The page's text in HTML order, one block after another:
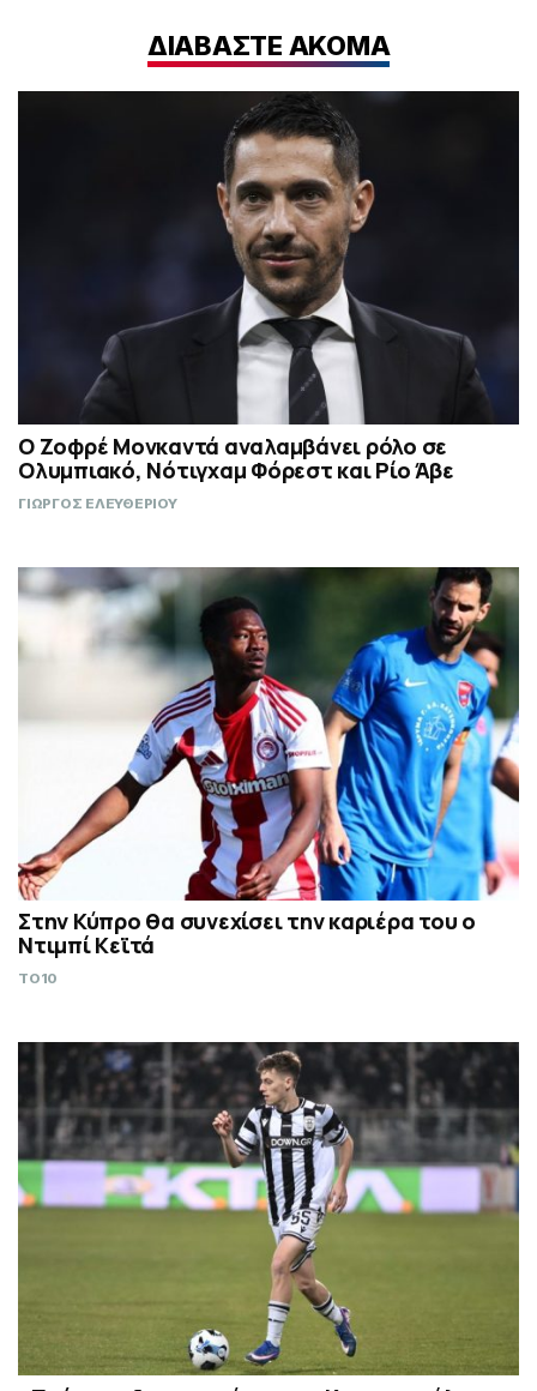
ΔΙΑΒΑΣΤΕ ΑΚΟΜΑ
Ο Ζοφρέ Μονκαντά αναλαμβάνει ρόλο σε
Ολυμπιακό, Νότιγχαμ Φόρεστ και Ρίο Άβε
ΓΙΩΡΓΟΣ ΕΛΕΥΘΕΡΙΟΥ
Στην Κύπρο θα συνεχίσει την καριέρα του ο
Ντιμπί Κεϊτά
TO10